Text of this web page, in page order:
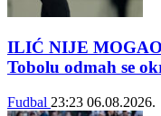
ILIĆ NIJE
Tobolu odmah se
Fudbal 23:23 06.08.2026.